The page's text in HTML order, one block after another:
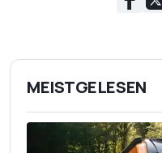
MEISTGELESEN